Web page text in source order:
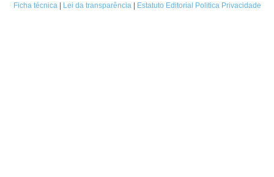
Ficha técnica| Lei da transparência| Estatuto Editorial Politica Privacidade